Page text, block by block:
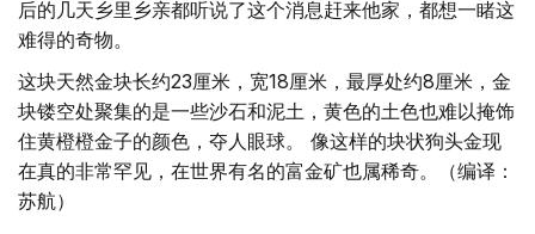
后的几天乡里乡亲都听说了这个消息赶来他家，都想一睹这
难得的奇物。
这块天然金块长约23厘米，宽18厘米，最厚处约8厘米，金
块镂空处聚集的是一些沙石和泥土，黄色的土色也难以掩饰
住黄橙橙金子的颜色，夺人眼球。 像这样的块状狗头金现
在真的非常罕见，在世界有名的富金矿也属稀奇。（编译：
苏航）